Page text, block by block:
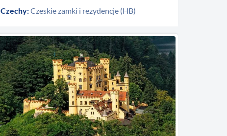
Czechy:Czeskie zamki i rezydencje (HB)